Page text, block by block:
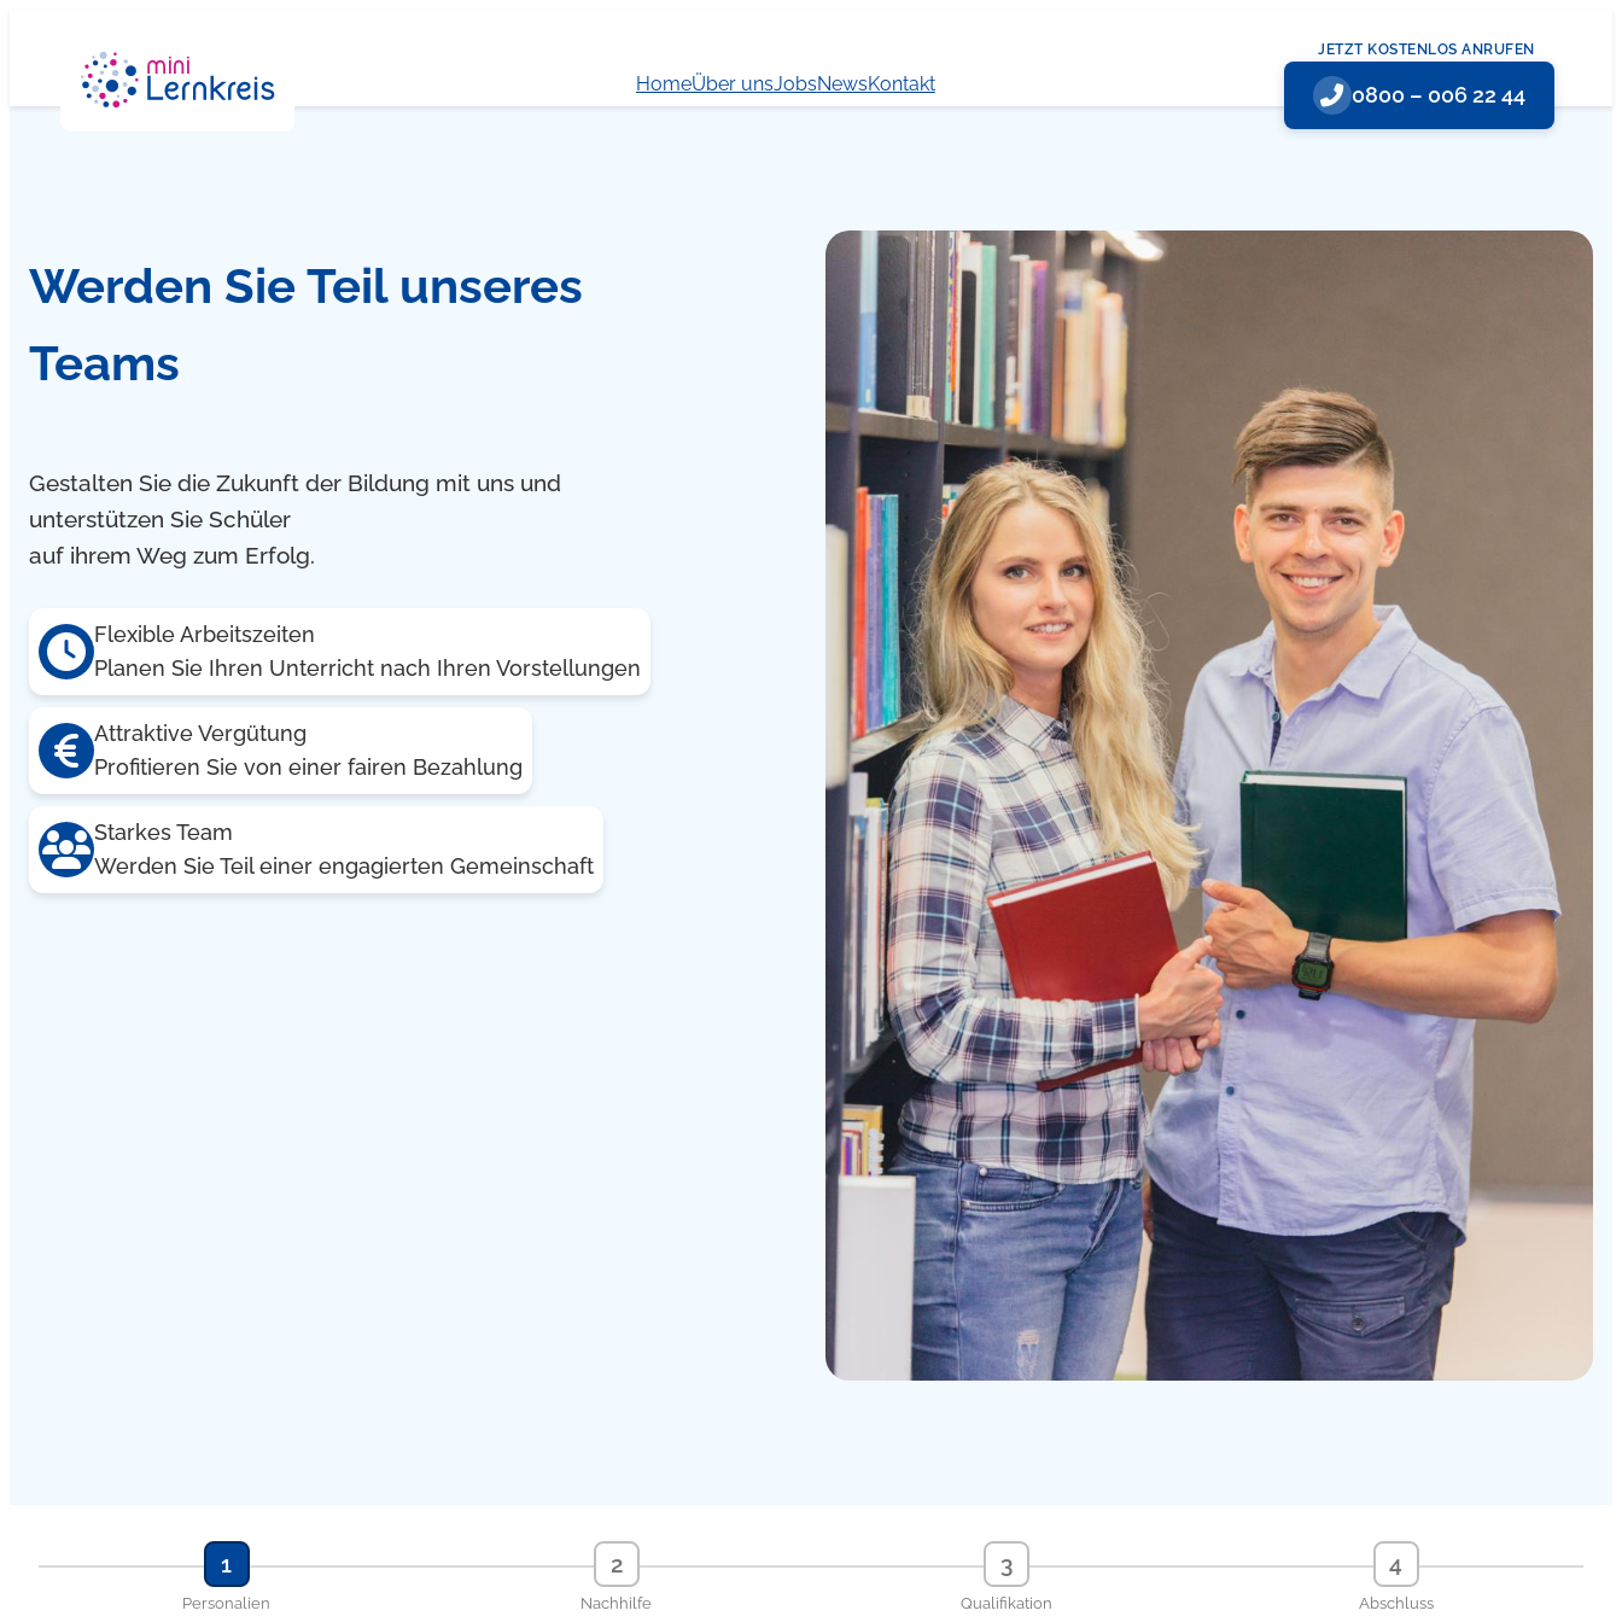
springen
HomeÜber unsJobsNewsKontakt
JETZT KOSTENLOS ANRUFEN
0800 – 006 22 44
Werden Sie Teil unseres
Teams
Gestalten Sie die Zukunft der Bildung mit uns und
unterstützen Sie Schüler
auf ihrem Weg zum Erfolg.
Flexible Arbeitszeiten
Planen Sie Ihren Unterricht nach Ihren Vorstellungen
Attraktive Vergütung
Profitieren Sie von einer fairen Bezahlung
Starkes Team
Werden Sie Teil einer engagierten Gemeinschaft
1
Personalien
2
Nachhilfe
3
Qualifikation
4
Abschluss